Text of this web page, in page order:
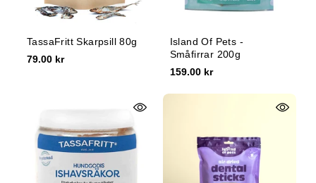
TassaFritt Skarpsill 80g
79.00 kr
Island Of Pets -
Småfirrar 200g
159.00 kr